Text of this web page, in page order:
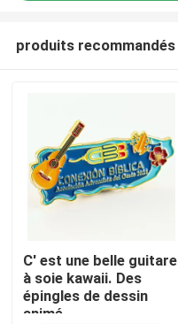
Produits
produits recommandés
C' est une belle guitare
à soie kawaii. Des
épingles de dessin
animé.